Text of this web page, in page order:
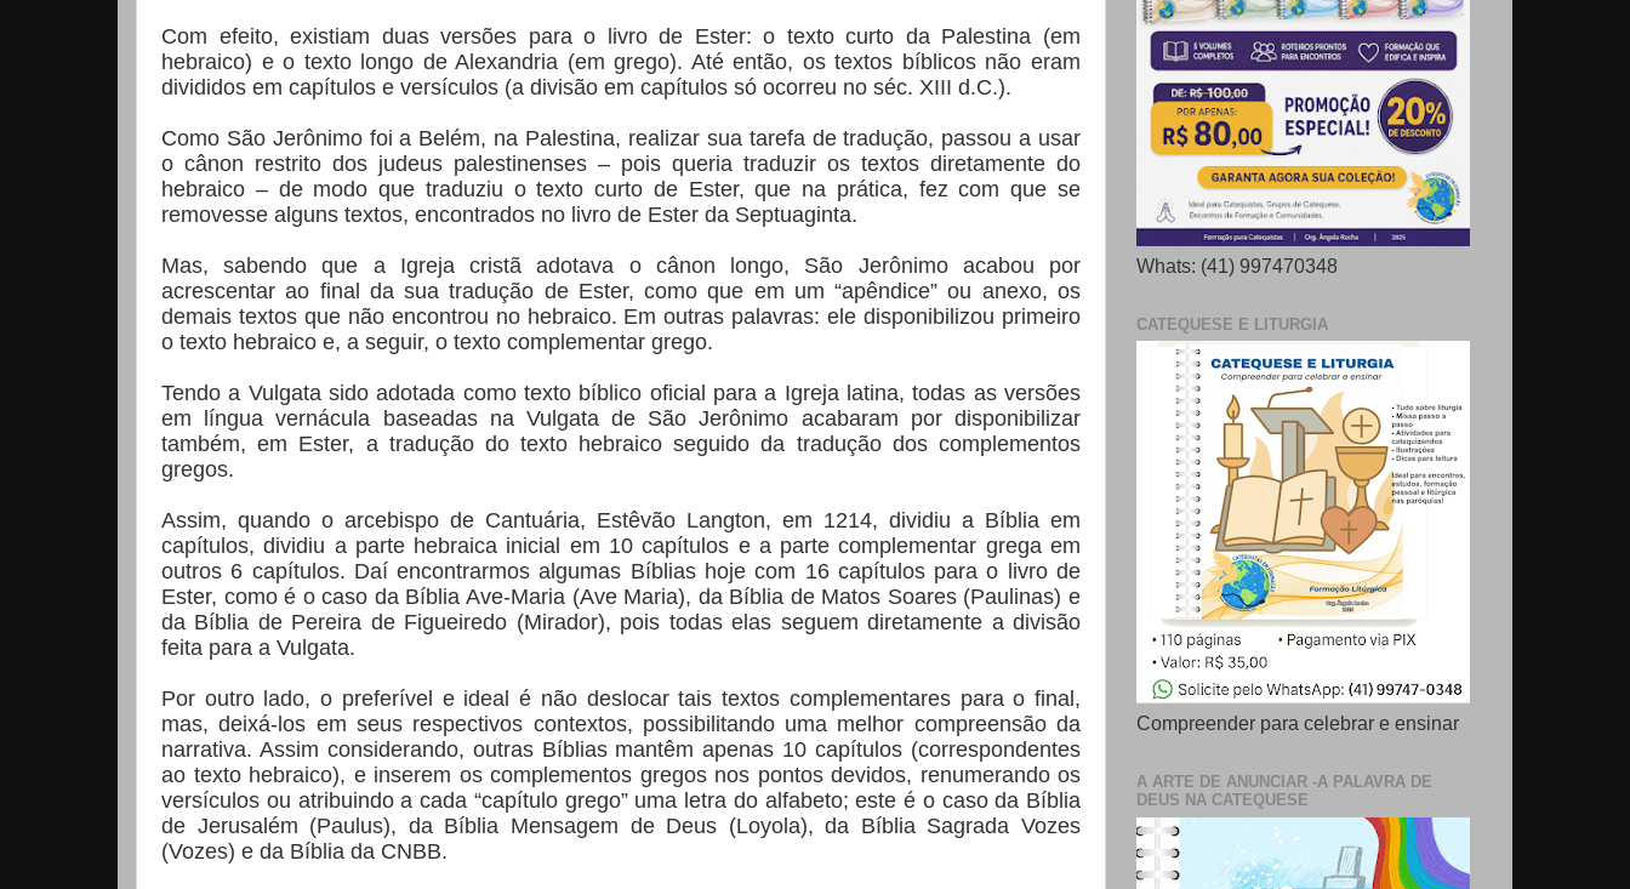
Com efeito, existiam duas versões para o livro de Ester: o texto curto da Palestina (em
hebraico) e o texto longo de Alexandria (em grego). Até então, os textos bíblicos não eram
divididos em capítulos e versículos (a divisão em capítulos só ocorreu no séc. XIII d.C.).
Como São Jerônimo foi a Belém, na Palestina, realizar sua tarefa de tradução, passou a usar
o cânon restrito dos judeus palestinenses – pois queria traduzir os textos diretamente do
hebraico – de modo que traduziu o texto curto de Ester, que na prática, fez com que se
removesse alguns textos, encontrados no livro de Ester da Septuaginta.
Mas, sabendo que a Igreja cristã adotava o cânon longo, São Jerônimo acabou por
acrescentar ao final da sua tradução de Ester, como que em um “apêndice” ou anexo, os
demais textos que não encontrou no hebraico. Em outras palavras: ele disponibilizou primeiro
o texto hebraico e, a seguir, o texto complementar grego.
Tendo a Vulgata sido adotada como texto bíblico oficial para a Igreja latina, todas as versões
em língua vernácula baseadas na Vulgata de São Jerônimo acabaram por disponibilizar
também, em Ester, a tradução do texto hebraico seguido da tradução dos complementos
gregos.
Assim, quando o arcebispo de Cantuária, Estêvão Langton, em 1214, dividiu a Bíblia em
capítulos, dividiu a parte hebraica inicial em 10 capítulos e a parte complementar grega em
outros 6 capítulos. Daí encontrarmos algumas Bíblias hoje com 16 capítulos para o livro de
Ester, como é o caso da Bíblia Ave-Maria (Ave Maria), da Bíblia de Matos Soares (Paulinas) e
da Bíblia de Pereira de Figueiredo (Mirador), pois todas elas seguem diretamente a divisão
feita para a Vulgata.
Por outro lado, o preferível e ideal é não deslocar tais textos complementares para o final,
mas, deixá-los em seus respectivos contextos, possibilitando uma melhor compreensão da
narrativa. Assim considerando, outras Bíblias mantêm apenas 10 capítulos (correspondentes
ao texto hebraico), e inserem os complementos gregos nos pontos devidos, renumerando os
versículos ou atribuindo a cada “capítulo grego” uma letra do alfabeto; este é o caso da Bíblia
de Jerusalém (Paulus), da Bíblia Mensagem de Deus (Loyola), da Bíblia Sagrada Vozes
(Vozes) e da Bíblia da CNBB.
Whats: (41) 997470348
CATEQUESE E LITURGIA
Compreender para celebrar e ensinar
A ARTE DE ANUNCIAR -A PALAVRA DE
DEUS NA CATEQUESE